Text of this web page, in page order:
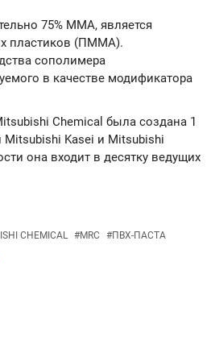
75% ММА, является
пластиков (ПММА).
сополимера
в качестве модификатора
Chemical была создана 1
Mitsubishi Kasei и Mitsubishi
она входит в десятку ведущих
CHEMICAL #MRC #ПВХ-ПАСТА